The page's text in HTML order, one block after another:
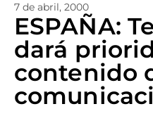
7 de abril, 2000
ESPAÑA:
dará
contenido